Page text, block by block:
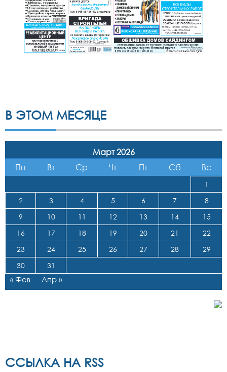
В ЭТОМ МЕСЯЦЕ
Март 2026
Пн
Вт Ср Чт Пт Сб Вс
1
2
3 4 5 6 7
8
9
10 11 12 13 14
15
16
17 18 19 20 21
22
23
24 25 26 27 28
29
30
31
« Фев Апр »
ССЫЛКА НА RSS